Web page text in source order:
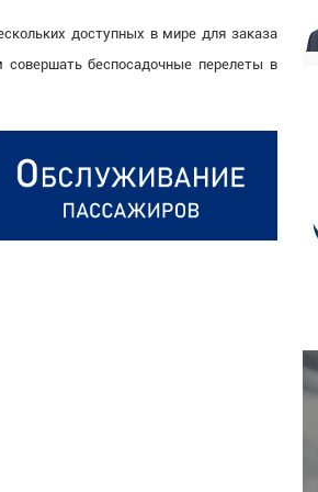
доступных в мире для заказа
совершать беспосадочные перелеты в